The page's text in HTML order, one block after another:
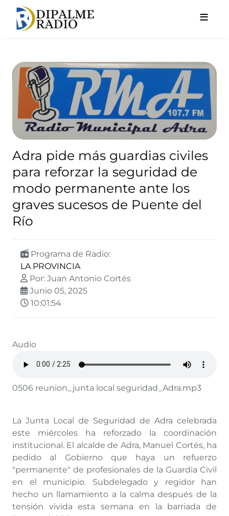
Adra pide más guardias
Adra pide más guardias civiles
para reforzar la seguridad de
modo permanente ante los
graves sucesos de Puente del
Río
Programa de Radio:
LA PROVINCIA
Por: Juan Antonio Cortés
Junio 05, 2025
10:01:54
Audio
0506 reunion_junta local seguridad_Adra.mp3
La Junta Local de Seguridad de Adra celebrada
este miércoles ha reforzado la coordinación
institucional. El alcalde de Adra, Manuel Cortés, ha
pedido al Gobierno que haya un refuerzo
"permanente" de profesionales de la Guardia Civil
en el municipio. Subdelegado y regidor han
hecho un llamamiento a la calma después de la
tensión vivida esta semana en la barriada de